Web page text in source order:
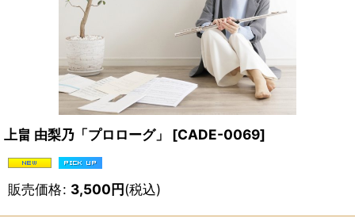
上畠 由梨乃「プロローグ」 [CADE-0069]
販売価格: 3,500円(税込)